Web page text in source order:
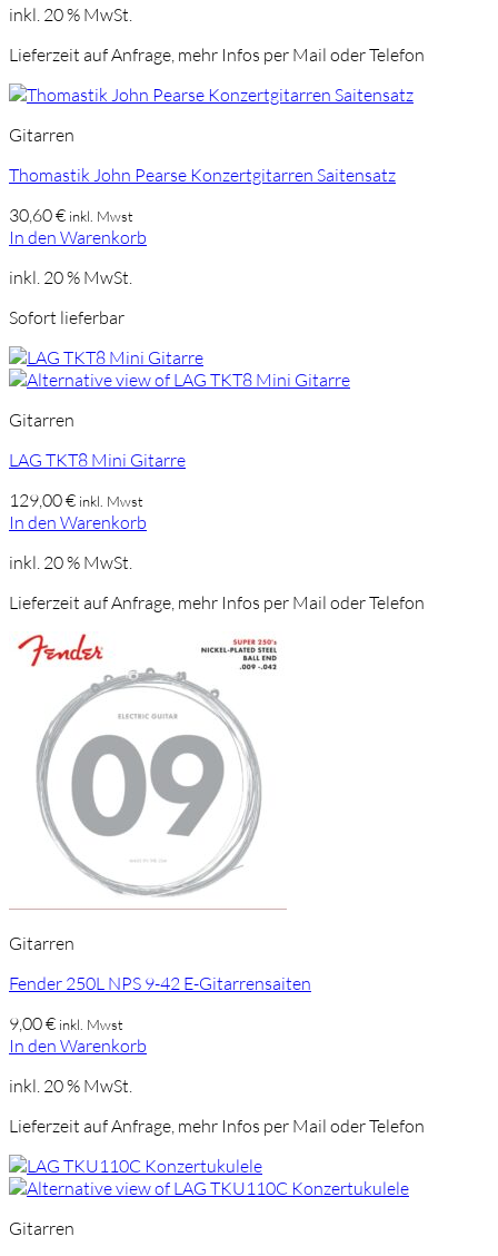
inkl. 20 % MwSt.
Lieferzeit auf Anfrage, mehr Infos per Mail oder Telefon
Gitarren
Thomastik John Pearse Konzertgitarren Saitensatz
30,60€ inkl. Mwst
In den Warenkorb
inkl. 20 % MwSt.
Sofort lieferbar
Gitarren
LAG TKT8 Mini Gitarre
129,00€ inkl. Mwst
In den Warenkorb
inkl. 20 % MwSt.
Lieferzeit auf Anfrage, mehr Infos per Mail oder Telefon
Gitarren
Fender 250L NPS 9-42 E-Gitarrensaiten
9,00€ inkl. Mwst
In den Warenkorb
inkl. 20 % MwSt.
Lieferzeit auf Anfrage, mehr Infos per Mail oder Telefon
Gitarren